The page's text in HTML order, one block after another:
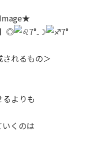
◎
7°₋☽ 7°
れるもの＞
よりも
くのは